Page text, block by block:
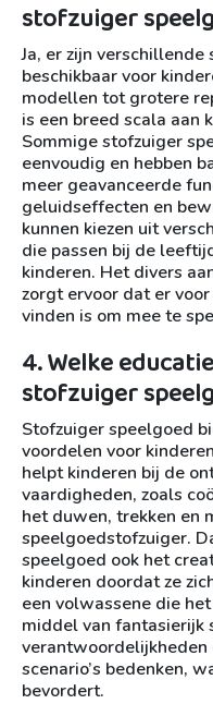
stofzuiger
Ja, er zijn
beschikbaar voor
modellen tot grotere
is een breed scala aan
Sommige stofzuiger
eenvoudig en hebben
meer geavanceerde
geluidseffecten en
kunnen kiezen uit
die passen bij de
kinderen. Het divers
zorgt ervoor dat er
vinden is om mee te
4. Welke
stofzuiger
Stofzuiger speelgoed
voordelen voor
helpt kinderen bij de
vaardigheden, zoals
het duwen, trekken en
speelgoedstofzuiger.
speelgoed ook het
kinderen doordat ze
een volwassene die
middel van fantasierijk
verantwoordelijkheden
scenario’s bedenken,
bevordert.